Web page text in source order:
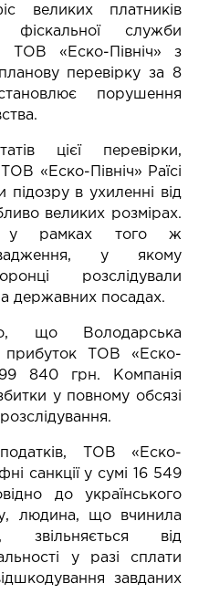
великих платників
фіскальної служби
ТОВ «Еско-Північ» з
перевірку за 8
порушення
цієї перевірки,
«Еско-Північ» Раїсі
підозру в ухиленні від
великих розмірах.
у рамках того ж
у якому
розслідували
державних посадах.
що Володарська
прибуток ТОВ «Еско-
840 грн. Компанія
у повному обсязі
ТОВ «Еско-
санкції у сумі 16 549
до українського
людина, що вчинила
звільняється від
у разі сплати
завданих